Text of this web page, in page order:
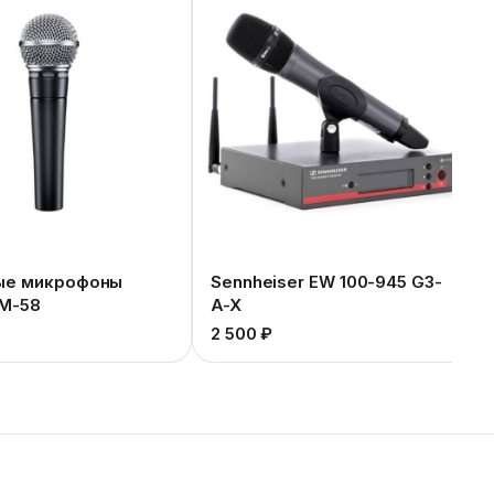
микрофоны
58
Sennheiser EW 100-945 G3-
A-X
2 500 ₽